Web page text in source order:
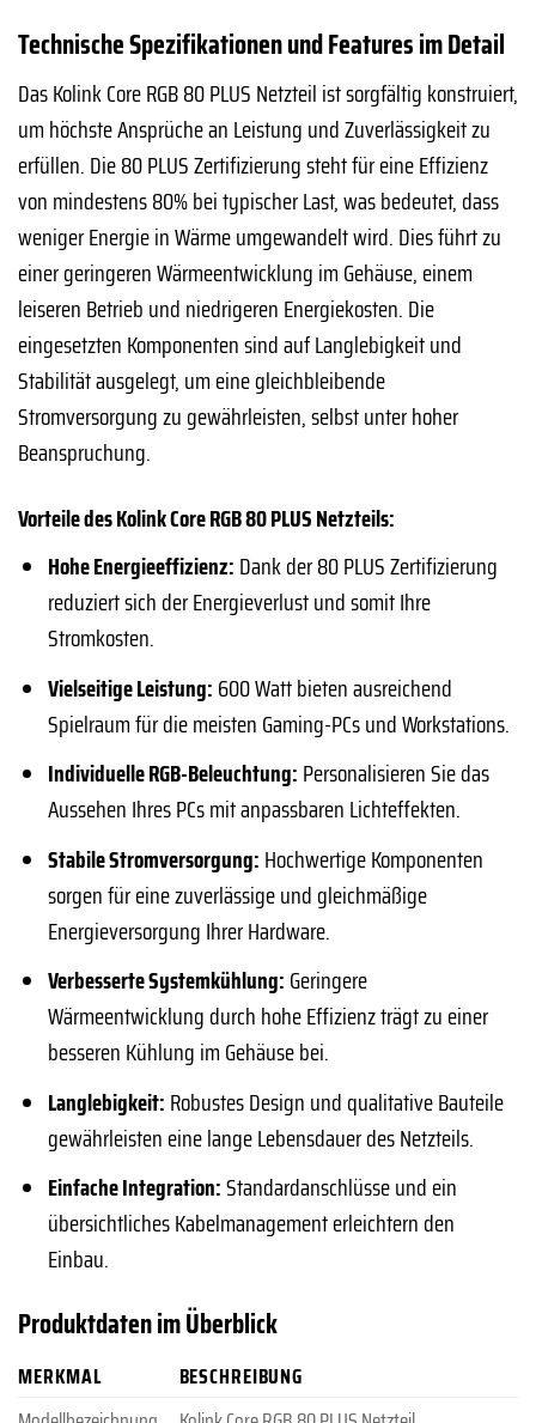
Technische Spezifikationen und Features im Detail
Das Kolink Core RGB 80 PLUS Netzteil ist sorgfältig konstruiert,
um höchste Ansprüche an Leistung und Zuverlässigkeit zu
erfüllen. Die 80 PLUS Zertifizierung steht für eine Effizienz
von mindestens 80% bei typischer Last, was bedeutet, dass
weniger Energie in Wärme umgewandelt wird. Dies führt zu
einer geringeren Wärmeentwicklung im Gehäuse, einem
leiseren Betrieb und niedrigeren Energiekosten. Die
eingesetzten Komponenten sind auf Langlebigkeit und
Stabilität ausgelegt, um eine gleichbleibende
Stromversorgung zu gewährleisten, selbst unter hoher
Beanspruchung.
Vorteile des Kolink Core RGB 80 PLUS Netzteils:
Hohe Energieeffizienz: Dank der 80 PLUS Zertifizierung
reduziert sich der Energieverlust und somit Ihre
Stromkosten.
Vielseitige Leistung: 600 Watt bieten ausreichend
Spielraum für die meisten Gaming-PCs und Workstations.
Individuelle RGB-Beleuchtung: Personalisieren Sie das
Aussehen Ihres PCs mit anpassbaren Lichteffekten.
Stabile Stromversorgung: Hochwertige Komponenten
sorgen für eine zuverlässige und gleichmäßige
Energieversorgung Ihrer Hardware.
Verbesserte Systemkühlung: Geringere
Wärmeentwicklung durch hohe Effizienz trägt zu einer
besseren Kühlung im Gehäuse bei.
Langlebigkeit: Robustes Design und qualitative Bauteile
gewährleisten eine lange Lebensdauer des Netzteils.
Einfache Integration:Standardanschlüsse und ein
übersichtliches Kabelmanagement erleichtern den
Einbau.
Produktdaten im Überblick
MERKMAL
BESCHREIBUNG